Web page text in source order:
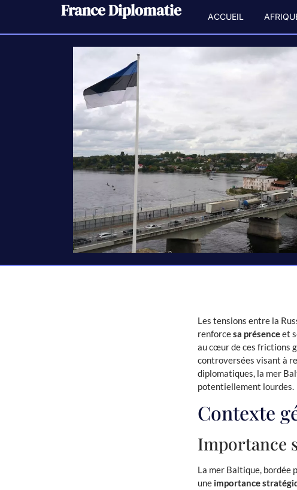
France Diplomatie ACCUEIL
Les tensions entre la
renforcesa présenceet
au cœur de ces frictions
controversées visant à
diplomatiques, la mer
potentiellement lourdes.
Contexte
Importance
La mer Baltique, bordée
une importance